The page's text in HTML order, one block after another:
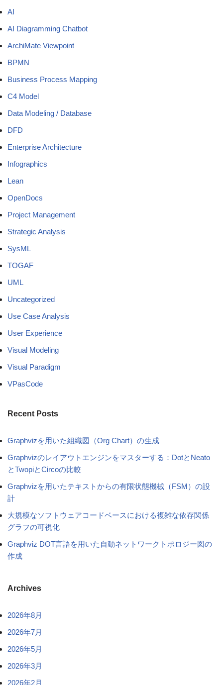
AI
AI Diagramming Chatbot
ArchiMate Viewpoint
BPMN
Business Process Mapping
C4 Model
Data Modeling / Database
DFD
Enterprise Architecture
Infographics
Lean
OpenDocs
Project Management
Strategic Analysis
SysML
TOGAF
UML
Uncategorized
Use Case Analysis
User Experience
Visual Modeling
Visual Paradigm
VPasCode
Recent Posts
Graphvizを用いた組織図（Org Chart）の生成
Graphvizのレイアウトエンジンをマスターする：DotとNeato
とTwopiとCircoの比較
Graphvizを用いたテキストからの有限状態機械（FSM）の設
計
大規模なソフトウェアコードベースにおける複雑な依存関係
グラフの可視化
Graphviz DOT言語を用いた自動ネットワークトポロジー図の
作成
Archives
2026年8月
2026年7月
2026年5月
2026年3月
2026年2月